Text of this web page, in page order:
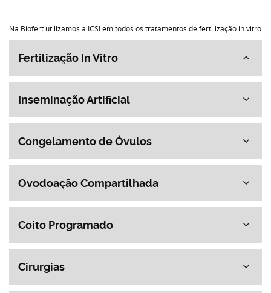
Na Biofert utilizamos a ICSI em todos os tratamentos de fertilização in vitro
Fertilização In Vitro
Inseminação Artificial
Congelamento de Óvulos
Ovodoação Compartilhada
Coito Programado
Cirurgias